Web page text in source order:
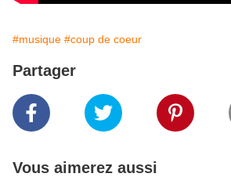
#musique #coup de coeur
Partager
Vous aimerez aussi